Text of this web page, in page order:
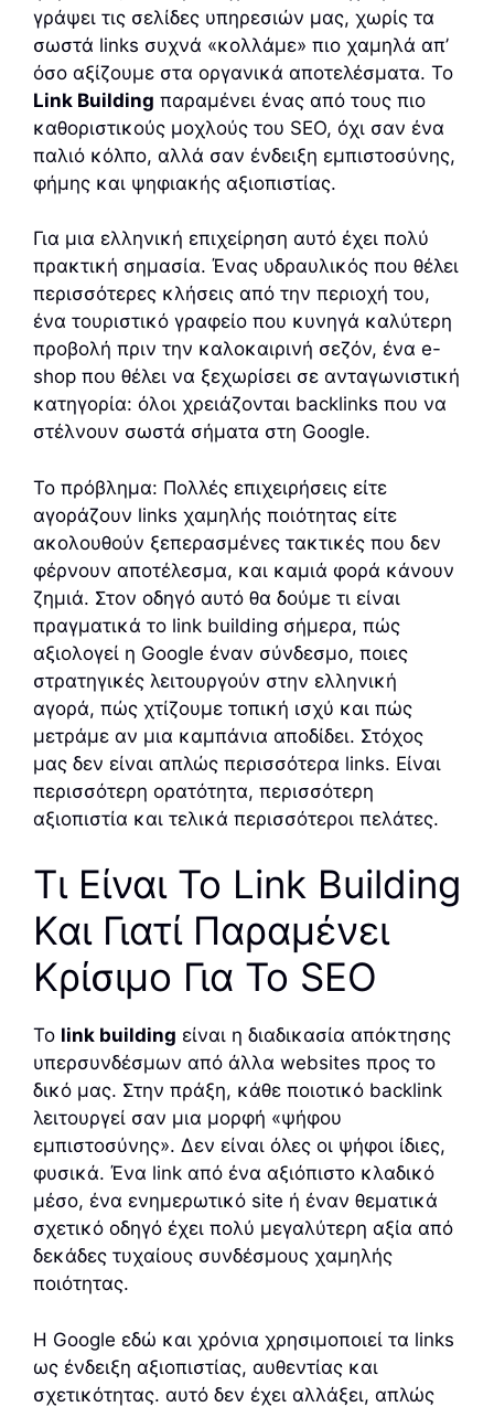
γράψει τις σελίδες υπηρεσιών μας, χωρίς τα
σωστά links συχνά «κολλάμε» πιο χαμηλά απ’
όσο αξίζουμε στα οργανικά αποτελέσματα. Το
Link Building παραμένει ένας από τους πιο
καθοριστικούς μοχλούς του SEO, όχι σαν ένα
παλιό κόλπο, αλλά σαν ένδειξη εμπιστοσύνης,
φήμης και ψηφιακής αξιοπιστίας.
Για μια ελληνική επιχείρηση αυτό έχει πολύ
πρακτική σημασία. Ένας υδραυλικός που θέλει
περισσότερες κλήσεις από την περιοχή του,
ένα τουριστικό γραφείο που κυνηγά καλύτερη
προβολή πριν την καλοκαιρινή σεζόν, ένα e-
shop που θέλει να ξεχωρίσει σε ανταγωνιστική
κατηγορία: όλοι χρειάζονται backlinks που να
στέλνουν σωστά σήματα στη Google.
Το πρόβλημα: Πολλές επιχειρήσεις είτε
αγοράζουν links χαμηλής ποιότητας είτε
ακολουθούν ξεπερασμένες τακτικές που δεν
φέρνουν αποτέλεσμα, και καμιά φορά κάνουν
ζημιά. Στον οδηγό αυτό θα δούμε τι είναι
πραγματικά το link building σήμερα, πώς
αξιολογεί η Google έναν σύνδεσμο, ποιες
στρατηγικές λειτουργούν στην ελληνική
αγορά, πώς χτίζουμε τοπική ισχύ και πώς
μετράμε αν μια καμπάνια αποδίδει. Στόχος
μας δεν είναι απλώς περισσότερα links. Είναι
περισσότερη ορατότητα, περισσότερη
αξιοπιστία και τελικά περισσότεροι πελάτες.
Τι Είναι Το Link Building
Και Γιατί Παραμένει
Κρίσιμο Για Το SEO
Το link building είναι η διαδικασία απόκτησης
υπερσυνδέσμων από άλλα websites προς το
δικό μας. Στην πράξη, κάθε ποιοτικό backlink
λειτουργεί σαν μια μορφή «ψήφου
εμπιστοσύνης». Δεν είναι όλες οι ψήφοι ίδιες,
φυσικά. Ένα link από ένα αξιόπιστο κλαδικό
μέσο, ένα ενημερωτικό site ή έναν θεματικά
σχετικό οδηγό έχει πολύ μεγαλύτερη αξία από
δεκάδες τυχαίους συνδέσμους χαμηλής
ποιότητας.
Η Google εδώ και χρόνια χρησιμοποιεί τα links
ως ένδειξη αξιοπιστίας, αυθεντίας και
σχετικότητας. αυτό δεν έχει αλλάξει, απλώς